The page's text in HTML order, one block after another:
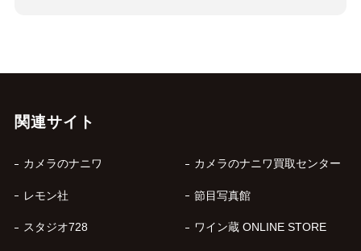
関連サイト
カメラのナニワ カメラのナニワ買取センター
レモン社 節目写真館
スタジオ728 ワイン蔵 ONLINE STORE